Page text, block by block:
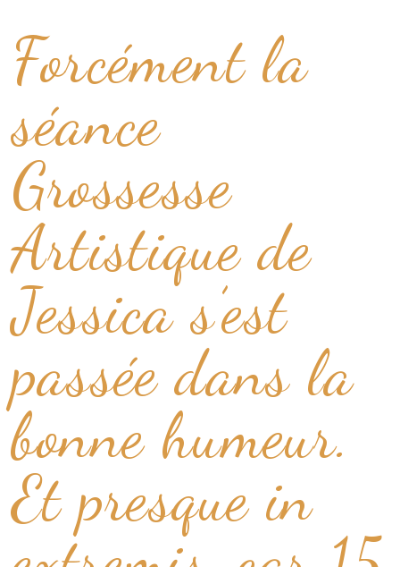
Forcément la
séance
Grossesse
Artistique de
Jessica s’est
passée dans la
bonne humeur.
Et presque in